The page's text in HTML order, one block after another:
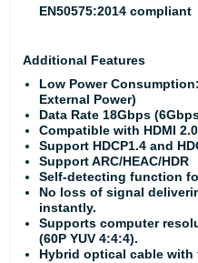
EN50575:2014 compliant
Additional Features
Low Power
External Power)
Data Rate 18Gbps
Compatible with HDMI
Support HDCP1.4 and
Support ARC/HEAC/HDR
Self-detecting function
No loss of signal
instantly.
Supports computer
(60P YUV 4:4:4).
Hybrid optical cable with